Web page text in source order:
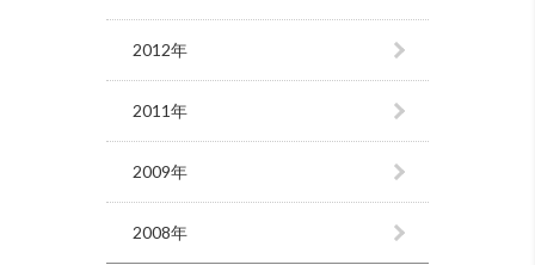
2012年
2011年
2009年
2008年